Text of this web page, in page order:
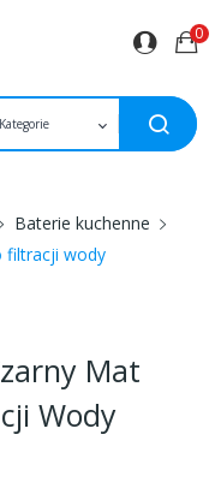
0
Baterie kuchenne
filtracji wody
Mat
Wody